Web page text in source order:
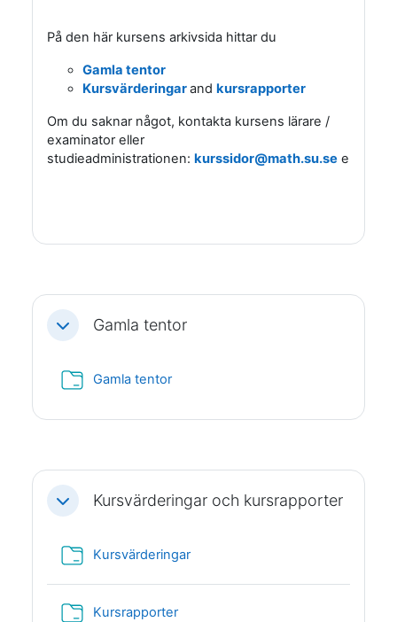
På den här kursens arkivsida hittar du
Gamla tentor
Kursvärderingarand kursrapporter
Om du saknar något, kontakta kursens lärare /
examinator eller
studieadministrationen: kurssidor@math.su.se eller
Fäll ihopGamla tentor
Gamla tentorMapp
Fäll ihopKursvärderingar och kursrapporter
KursvärderingarMapp
KursrapporterMapp